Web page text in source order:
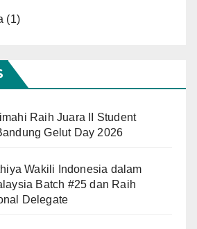
(1)
Raih Juara II Student
Gelut Day 2026
Wakili Indonesia dalam
Batch #25 dan Raih
Delegate